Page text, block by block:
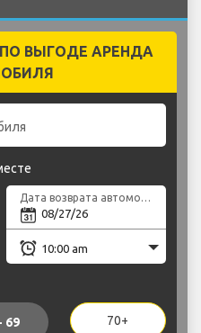
ВЫГОДЕ АРЕНДА
Дата возврата автомобиля
69 70+